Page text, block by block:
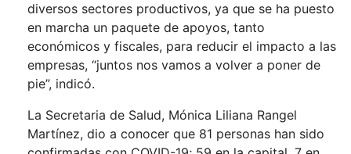
diversos sectores productivos, ya que se ha puesto
en marcha un paquete de apoyos, tanto
económicos y fiscales, para reducir el impacto a las
empresas, “juntos nos vamos a volver a poner de
pie”, indicó.
La Secretaria de Salud, Mónica Liliana Rangel
Martínez, dio a conocer que 81 personas han sido